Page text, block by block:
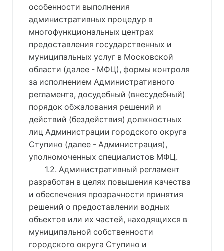
особенности выполнения
административных процедур в
многофункциональных центрах
предоставления государственных и
муниципальных услуг в Московской
области (далее - МФЦ), формы контроля
за исполнением Административного
регламента, досудебный (внесудебный)
порядок обжалования решений и
действий (бездействия) должностных
лиц Администрации городского округа
Ступино (далее - Администрация),
уполномоченных специалистов МФЦ.
1.2. Административный регламент
разработан в целях повышения качества
и обеспечения прозрачности принятия
решений о предоставлении водных
объектов или их частей, находящихся в
муниципальной собственности
городского округа Ступино и